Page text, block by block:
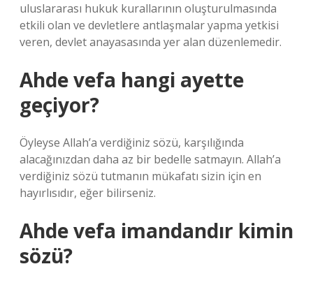
uluslararası hukuk kurallarının oluşturulmasında
etkili olan ve devletlere antlaşmalar yapma yetkisi
veren, devlet anayasasında yer alan düzenlemedir.
Ahde vefa hangi ayette
geçiyor?
Öyleyse Allah’a verdiğiniz sözü, karşılığında
alacağınızdan daha az bir bedelle satmayın. Allah’a
verdiğiniz sözü tutmanın mükafatı sizin için en
hayırlısıdır, eğer bilirseniz.
Ahde vefa imandandır kimin
sözü?